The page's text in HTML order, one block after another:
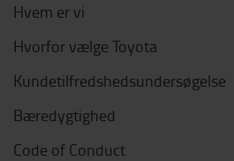
Hvem er vi
Hvorfor vælge Toyota
Kundetilfredshedsundersøgelse
Bæredygtighed
Code of Conduct